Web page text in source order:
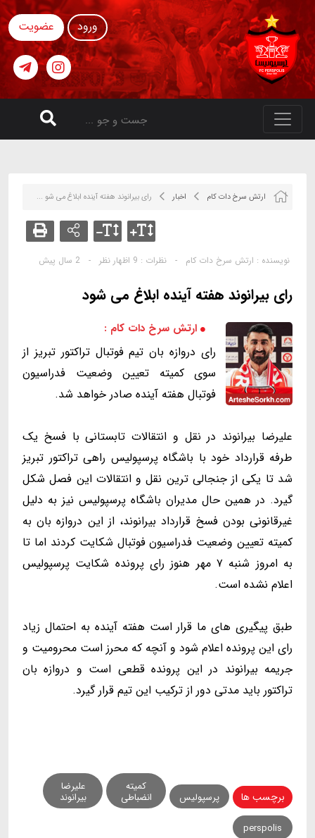
ورود عضویت
ارتش سرخ دات کام اخبار رای بیرانوند هفته آینده ابلاغ می شو ...
نویسنده : ارتش سرخ دات کام - نظرات : 9 اظهار نظر - 2 سال پیش
رای بیرانوند هفته آینده ابلاغ می شود
ارتش سرخ دات کام :
رای دروازه بان تیم فوتبال تراکتور تبریز از
سوی کمیته تعیین وضعیت فدراسیون
فوتبال هفته آینده صادر خواهد شد.
علیرضا بیرانوند در نقل و انتقالات تابستانی با فسخ یک
طرفه قرارداد خود با باشگاه پرسپولیس راهی تراکتور تبریز
شد تا یکی از جنجالی ترین نقل و انتقالات این فصل شکل
گیرد. در همین حال مدیران باشگاه پرسپولیس نیز به دلیل
غیرقانونی بودن فسخ قرارداد بیرانوند، از این دروازه بان به
کمیته تعیین وضعیت فدراسیون فوتبال شکایت کردند اما تا
به امروز شنبه ۷ مهر هنوز رای پرونده شکایت پرسپولیس
اعلام نشده است.
طبق پیگیری های ما قرار است هفته آینده به احتمال زیاد
رای این پرونده اعلام شود و آنچه که محرز است محرومیت و
جریمه بیرانوند در این پرونده قطعی است و دروازه بان
تراکتور باید مدتی دور از ترکیب این تیم قرار گیرد.
برچسب ها پرسپولیس
کمیته
انضباطی
علیرضا
بیرانوند
perspolis